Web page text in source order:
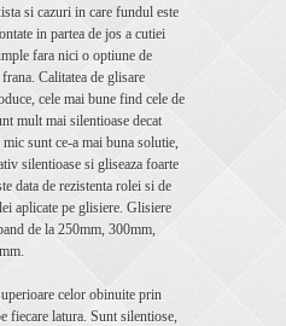
si cazuri in care fundul este
in partea de jos a cutiei
fara nici o optiune de
Calitatea de glisare
cele mai bune find cele de
mult mai silentioase decat
sunt ce-a mai buna solutie,
silentioase si gliseaza foarte
data de rezistenta rolei si de
aplicate pe glisiere. Glisiere
de la 250mm, 300mm,
celor obinuite prin
fiecare latura. Sunt silentiose,